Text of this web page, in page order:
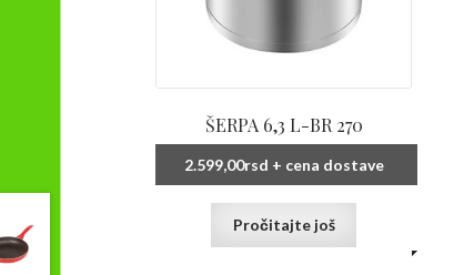
ŠERPA 6,3 L-BR 270
2.599,00rsd + cena dostave
Pročitajte još